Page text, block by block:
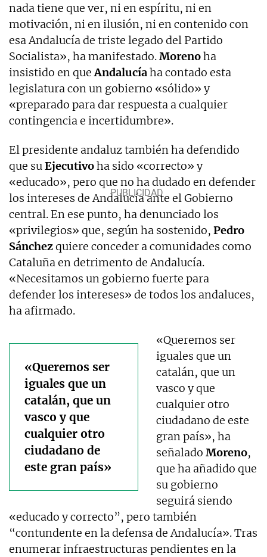
nada tiene que ver, ni en espíritu, ni en
motivación, ni en ilusión, ni en contenido con
esa Andalucía de triste legado del Partido
Socialista», ha manifestado.Morenoha
insistido en queAndalucíaha contado esta
legislatura con un gobierno «sólido» y
«preparado para dar respuesta a cualquier
contingencia e incertidumbre».
El presidente andaluz también ha defendido
que suEjecutivoha sido «correcto» y
«educado», pero que no ha dudado en defender
los intereses de Andalucía ante el Gobierno
central. En ese punto, ha denunciado los
«privilegios» que, según ha sostenido, Pedro
Sánchezquiere conceder a comunidades como
Cataluña en detrimento de Andalucía.
«Necesitamos un gobierno fuerte para
defender los intereses» de todos los andaluces,
ha afirmado.
«Queremos ser
iguales que un
catalán, que un
vasco y que
cualquier otro
ciudadano de
este gran país»
«Queremos ser
iguales que un
catalán, que un
vasco y que
cualquier otro
ciudadano de este
gran país», ha
señaladoMoreno,
que ha añadido que
su gobierno
seguirá siendo
«educado y correcto”, pero también
“contundente en la defensa de Andalucía». Tras
enumerar infraestructuras pendientes en la